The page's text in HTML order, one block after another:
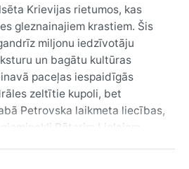
Krievijas rietumos, kas
gleznainajiem krastiem. Šis
miljonu iedzīvotāju
un bagātu kultūras
paceļas iespaidīgās
zeltītie kupoli, bet
Petrovska laikmeta liecības,
Pēterim Lielajam.